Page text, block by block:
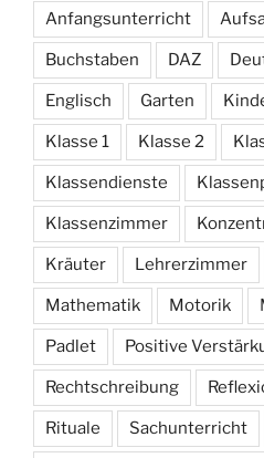
Anfangsunterricht
Buchstaben DAZ
Englisch Garten
Klasse 1 Klasse 2
Klassendienste
Klassenzimmer
Kräuter Lehrerzimmer
Mathematik Motorik
Padlet Positive
Rechtschreibung
Rituale Sachunterricht